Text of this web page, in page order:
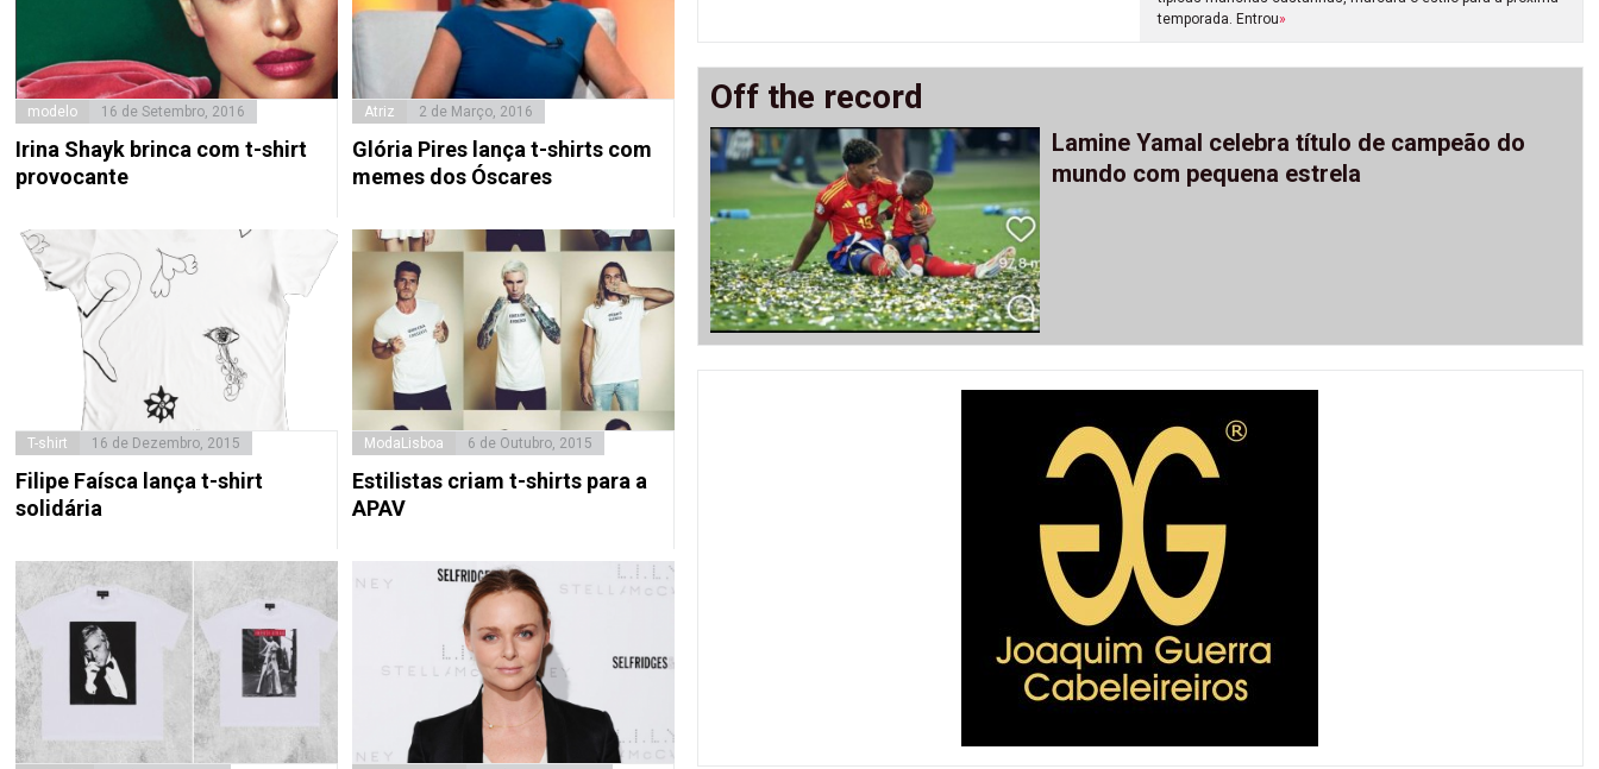
modelo 16 de Setembro, 2016
Irina Shayk brinca com t-shirt
provocante
Atriz 2 de Março, 2016
Glória Pires lança t-shirts com
memes dos Óscares
T-shirt 16 de Dezembro, 2015
Filipe Faísca lança t-shirt
solidária
ModaLisboa 6 de Outubro, 2015
Estilistas criam t-shirts para a
APAV
temporada. Entrou»
Off the record
Lamine Yamal celebra título de campeão do
mundo com pequena estrela